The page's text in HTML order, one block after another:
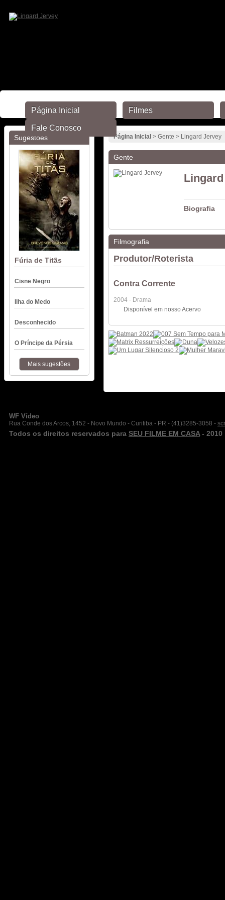
Sugestões
Fúria de Titãs
Cisne Negro
Ilha do Medo
Desconhecido
O Príncipe da Pérsia
Mais sugestões
Página Inicial > Gente > Lingard Jervey
Gente
Biografia
Filmografia
Produtor/Roterista
Contra Corrente
2004 - Drama
Disponível em nosso Acervo
WF Vídeo
Rua Conde dos Arcos, 1452 - Novo Mundo - Curitiba - PR - (41)3285-3058 -
Todos os direitos reservados para SEU FILME EM CASA- 2010
Página Inicial Filmes
Fale Conosco